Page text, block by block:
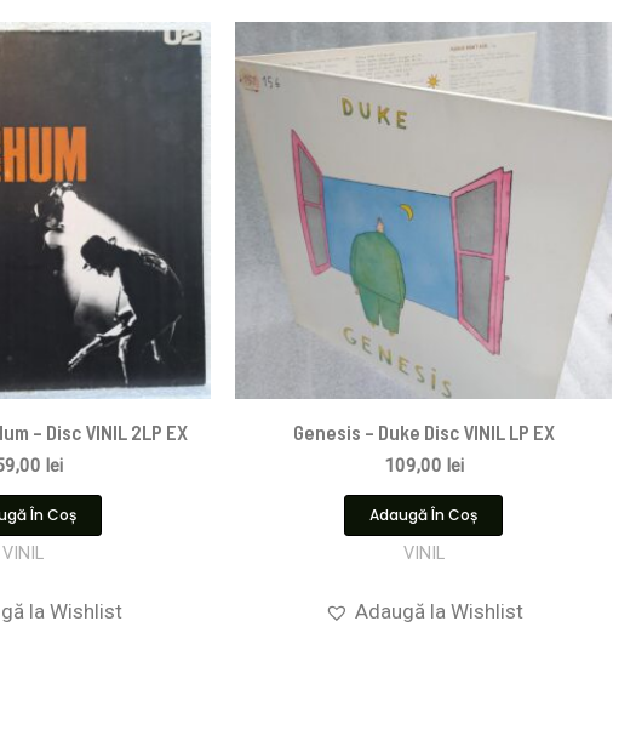
– Disc VINIL 2LP EX
lei
În Coș
VINIL
la Wishlist
Genesis – Duke Disc VINIL LP EX
109,00 lei
Adaugă În Coș
VINIL
Adaugă la Wishlist